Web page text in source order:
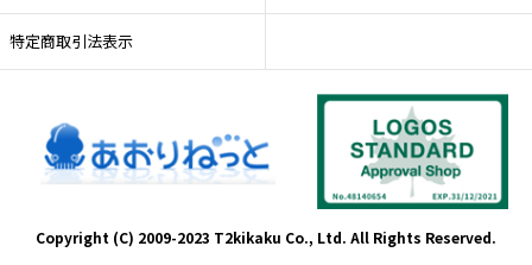
特定商取引法表示
Copyright (C) 2009-2023 T2kikaku Co., Ltd. All Rights Reserved.